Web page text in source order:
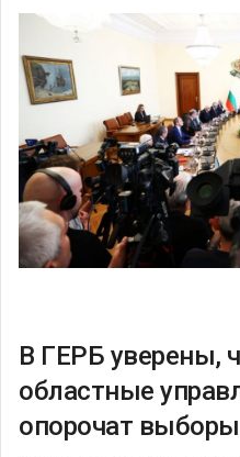
В ГЕРБ уверены,
областные
опорочат выборы